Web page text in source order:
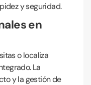
y seguridad.
en
o localiza
La
y la gestión de